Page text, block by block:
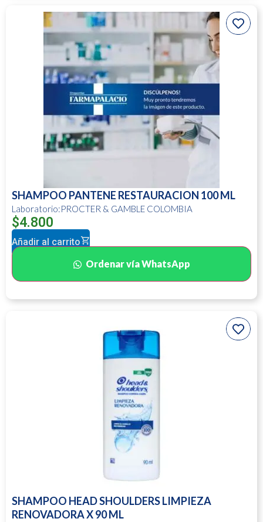
SHAMPOO PANTENE RESTAURACION 100 ML
Laboratorio:PROCTER & GAMBLE COLOMBIA
$4.800
Añadir al carrito
Ordenar vía WhatsApp
SHAMPOO HEAD SHOULDERS LIMPIEZA
RENOVADORA X 90 ML